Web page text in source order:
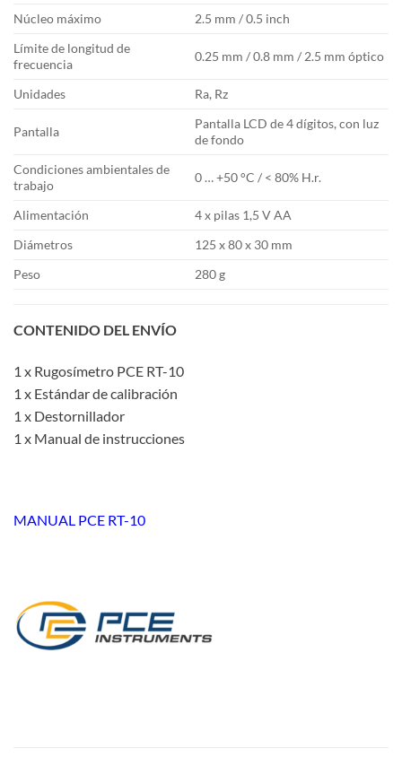
Núcleo máximo
2.5 mm / 0.5 inch
Límite de longitud de
frecuencia
0.25 mm / 0.8 mm / 2.5 mm óptico
Unidades Ra, Rz
Pantalla
Pantalla LCD de 4 dígitos, con luz
de fondo
Condiciones ambientales de
trabajo
0 … +50 °C / < 80% H.r.
Alimentación
4 x pilas 1,5 V AA
Diámetros
125 x 80 x 30 mm
Peso
280 g
CONTENIDO DEL ENVÍO
1 x Rugosímetro PCE RT-10
1 x Estándar de calibración
1 x Destornillador
1 x Manual de instrucciones
MANUAL PCE RT-10